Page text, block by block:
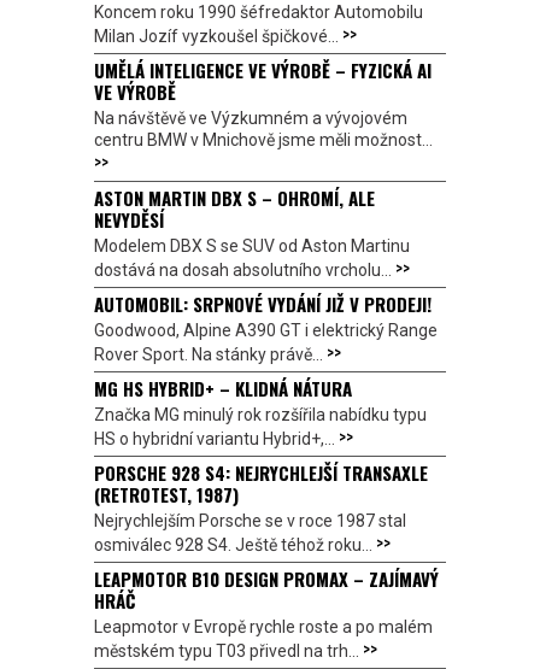
Koncem roku 1990 šéfredaktor Automobilu
Milan Jozíf vyzkoušel špičkové... >>
UMĚLÁ INTELIGENCE VE VÝROBĚ – FYZICKÁ AI
VE VÝROBĚ
Na návštěvě ve Výzkumném a vývojovém
centru BMW v Mnichově jsme měli možnost...
>>
ASTON MARTIN DBX S – OHROMÍ, ALE
NEVYDĚSÍ
Modelem DBX S se SUV od Aston Martinu
dostává na dosah absolutního vrcholu... >>
AUTOMOBIL: SRPNOVÉ VYDÁNÍ JIŽ V PRODEJI!
Goodwood, Alpine A390 GT i elektrický Range
Rover Sport. Na stánky právě... >>
MG HS HYBRID+ – KLIDNÁ NÁTURA
Značka MG minulý rok rozšířila nabídku typu
HS o hybridní variantu Hybrid+,... >>
PORSCHE 928 S4: NEJRYCHLEJŠÍ TRANSAXLE
(RETROTEST, 1987)
Nejrychlejším Porsche se v roce 1987 stal
osmiválec 928 S4. Ještě téhož roku... >>
LEAPMOTOR B10 DESIGN PROMAX – ZAJÍMAVÝ
HRÁČ
Leapmotor v Evropě rychle roste a po malém
městském typu T03 přivedl na trh... >>